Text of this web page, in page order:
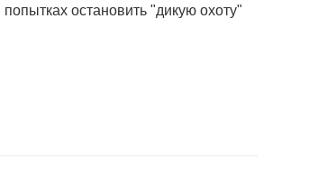
остановить "дикую охоту"